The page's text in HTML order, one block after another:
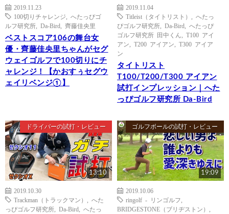
2019.11.23
100切りチャレンジ
へたっぴゴ
ルフ研究所
Da-Bird 齊藤佳央里
ベストスコア106の舞台女
優・齊藤佳央里ちゃんがセグ
ウェイゴルフで100切りにチ
ャレンジ！【かおすぅセグウ
ェイリベンジ①】
2019.11.04
Titleist（タイトリスト）
へたっ
ぴゴルフ研究所
Da-Bird
へたっぴ
ゴルフ研究所 田中くん
T100 アイ
アン
T200 アイアン
T300 アイア
ン
タイトリスト
T100/T200/T300 アイアン
試打インプレッション｜へた
っぴゴルフ研究所 Da-Bird
ドライバーの試打・レビュー
13:10
2019.10.30
Trackman（トラックマン）
へた
っぴゴルフ研究所
Da-Bird
へたっ
ゴルフボールの試打・レビュー
19:09
2019.10.06
ringolf - リンゴルフ
BRIDGESTONE（ブリヂストン）